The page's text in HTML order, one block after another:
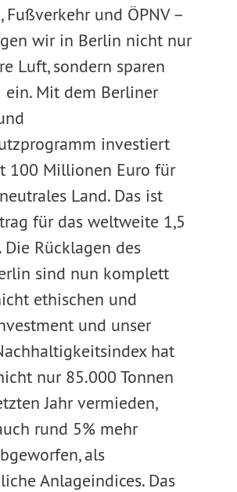
Fußverkehr und ÖPNV –
wir in Berlin nicht nur
Luft, sondern sparen
ein. Mit dem Berliner
investiert
100 Millionen Euro für
Land. Das ist
für das weltweite 1,5
Die Rücklagen des
sind nun komplett
ethischen und
und unser
hat
nur 85.000 Tonnen
Jahr vermieden,
rund 5% mehr
als
Anlageindices. Das